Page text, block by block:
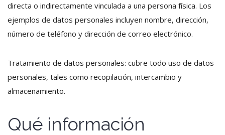
directa o indirectamente vinculada a una persona física. Los
ejemplos de datos personales incluyen nombre, dirección,
número de teléfono y dirección de correo electrónico.
Tratamiento de datos personales: cubre todo uso de datos
personales, tales como recopilación, intercambio y
almacenamiento.
Qué información